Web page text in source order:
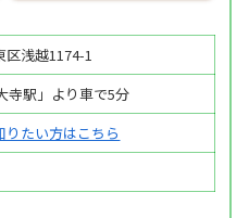
区浅越1174-1
寺駅」より車で5分
りたい方はこちら